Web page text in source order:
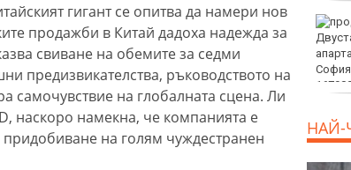
гигант се опитва да намери нов
продажби в Китай дадоха надежда за
свиване на обемите за седми
предизвикателства, ръководството на
самочувствие на глобалната сцена. Ли
наскоро намекна, че компанията е
на голям чуждестранен
Златото стигна до 4295
долара за унция
НАЙ-